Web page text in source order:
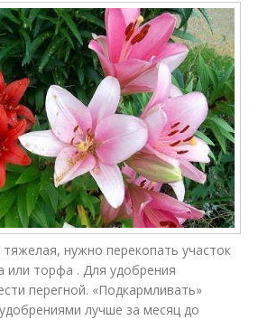
нужно перекопать участок
или торфа . Для удобрения
перегной. «Подкармливать»
лучше за месяц до